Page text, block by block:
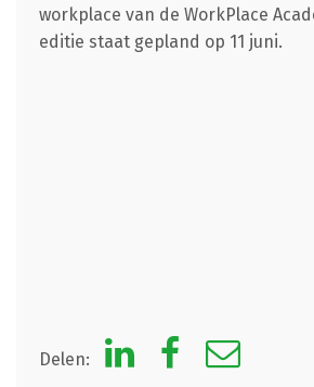
workplace van de WorkPlace
editie staat gepland op 11 juni.
Delen: